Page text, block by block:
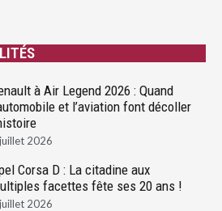
à Air Legend 2026 : Quand
et l’aviation font décoller
2026
Corsa D : La citadine aux
facettes fête ses 20 ans !
2026